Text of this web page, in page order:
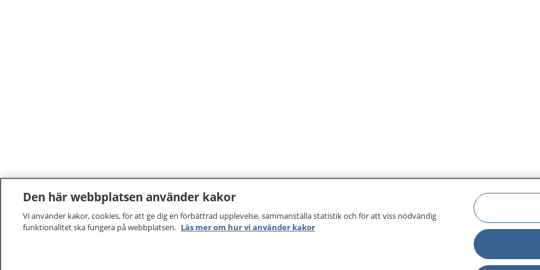
Den här webbplatsen använder kakor
Vi använder kakor, cookies, för att ge dig en förbättrad upplevelse, sammanställa statistik och för att viss nödvändig
funktionalitet ska fungera på webbplatsen. Läs mer om hur vi använder kakor